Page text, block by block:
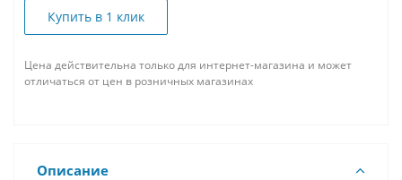
Купить в 1 клик
Цена действительна только для интернет-магазина и может
отличаться от цен в розничных магазинах
Описание